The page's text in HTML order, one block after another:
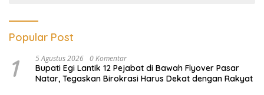
Popular Post
1 5 Agustus 2026 0 Komentar
Bupati Egi Lantik 12 Pejabat di Bawah Flyover Pasar
Natar, Tegaskan Birokrasi Harus Dekat dengan Rakyat